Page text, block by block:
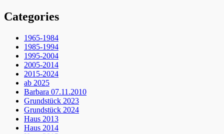
Categories
1965-1984
1985-1994
1995-2004
2005-2014
2015-2024
ab 2025
Barbara 07.11.2010
Grundstück 2023
Grundstück 2024
Haus 2013
Haus 2014